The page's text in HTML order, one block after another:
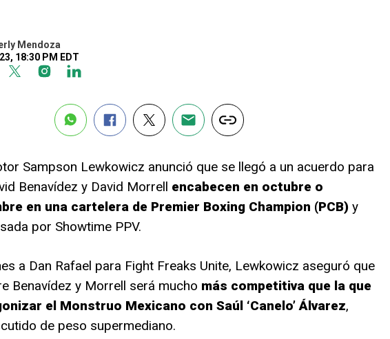
Mendoza
18:30 PM EDT
Sampson Lewkowicz anunció que se llegó a un acuerdo para
Benavídez y David Morrell encabecen en octubre o
en una cartelera de Premier Boxing Champion (PCB)y
por Showtime PPV.
a Dan Rafael para Fight Freaks Unite, Lewkowicz aseguró que
Benavídez y Morrell será mucho más competitiva que la que
el Monstruo Mexicano con Saúl ‘Canelo’ Álvarez,
de peso supermediano.